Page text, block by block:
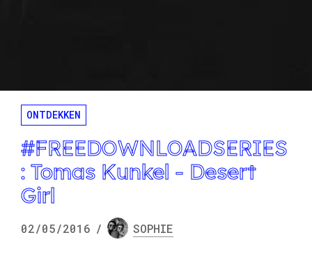
ONTDEKKEN
#FREEDOWNLOADSERIES
: Tomas Kunkel - Desert
Girl
02/05/2016 / SOPHIE